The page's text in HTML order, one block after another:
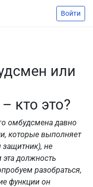
Войти
или
кто это?
омбудсмена давно
которые выполняет
не
должность
разобраться,
функции он